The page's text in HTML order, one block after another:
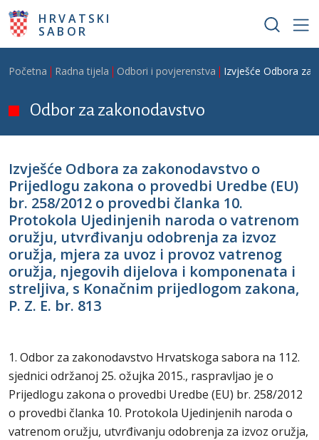
Skoči na glavni sadržaj
HRVATSKI
SABOR
Breadcrumb
Početna Radna tijela Odbori i povjerenstva Izvješće Odbora za
Odbor za zakonodavstvo
Izvješće Odbora za zakonodavstvo o
Prijedlogu zakona o provedbi Uredbe (EU)
br. 258/2012 o provedbi članka 10.
Protokola Ujedinjenih naroda o vatrenom
oružju, utvrđivanju odobrenja za izvoz
oružja, mjera za uvoz i provoz vatrenog
oružja, njegovih dijelova i komponenata i
streljiva, s Konačnim prijedlogom zakona,
P. Z. E. br. 813
1. Odbor za zakonodavstvo Hrvatskoga sabora na 112.
sjednici održanoj 25. ožujka 2015., raspravljao je o
Prijedlogu zakona o provedbi Uredbe (EU) br. 258/2012
o provedbi članka 10. Protokola Ujedinjenih naroda o
vatrenom oružju, utvrđivanju odobrenja za izvoz oružja,